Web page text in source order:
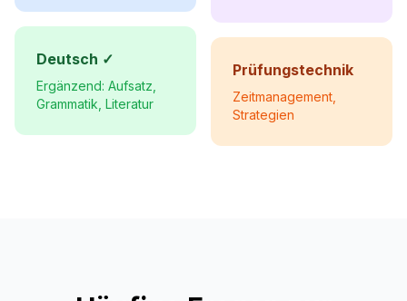
Deutsch ✓
Ergänzend: Aufsatz,
Grammatik, Literatur
Prüfungstechnik
Zeitmanagement,
Strategien